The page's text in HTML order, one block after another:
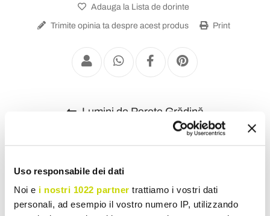
Uso responsabile dei dati
Noi e i nostri 1022 partner trattiamo i vostri dati
personali, ad esempio il vostro numero IP, utilizzando
Adauga la Lista de dorinte
Trimite opinia ta despre acest produs Print
Lumini de Perete Grădină